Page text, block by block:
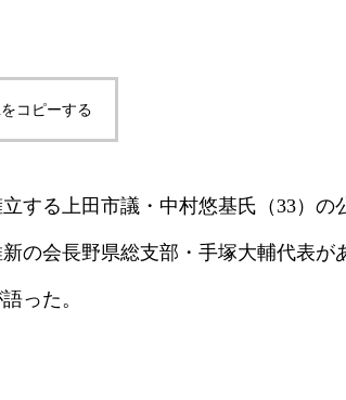
コピーする
する上田市議・中村悠基氏（33）の
の会長野県総支部・手塚大輔代表が
った。